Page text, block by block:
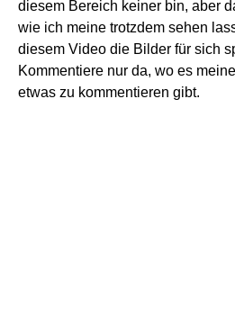
diesem Bereich keiner bin, aber
wie ich meine trotzdem sehen
diesem Video die Bilder für sich
Kommentiere nur da, wo es
etwas zu kommentieren gibt.